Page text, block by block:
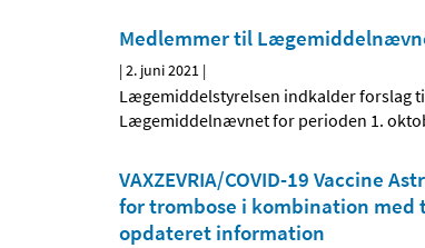
Medlemmer til
|2. juni 2021 |
Lægemiddelstyrelsen indkalder forslag
Lægemiddelnævnet for perioden 1.
VAXZEVRIA/COVID-19 Vaccine
for trombose i kombination med
opdateret information